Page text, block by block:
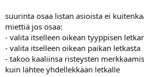
suurinta osaa listan asioista ei
miettiä jos osaa:
- valita itselleen oikean tyyppisen
- valita itselleen oikean paikan letkasta
- takoo kaaliinsa risteysten
kuin lähtee yhdellekkään letkalle